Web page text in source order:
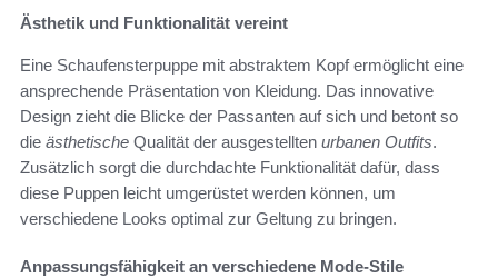
Ästhetik und Funktionalität vereint
Eine Schaufensterpuppe mit abstraktem Kopf ermöglicht eine
ansprechende Präsentation von Kleidung. Das innovative
Design zieht die Blicke der Passanten auf sich und betont so
die ästhetische Qualität der ausgestellten urbanen Outfits.
Zusätzlich sorgt die durchdachte Funktionalität dafür, dass
diese Puppen leicht umgerüstet werden können, um
verschiedene Looks optimal zur Geltung zu bringen.
Anpassungsfähigkeit an verschiedene Mode-Stile